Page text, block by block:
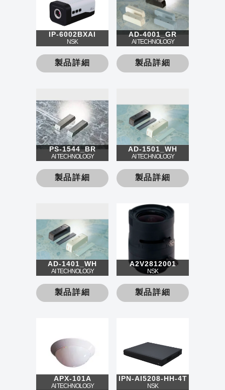
IP-6002BXAI
NSK
製品詳細
AD-4001_GR
AI TECHNOLOGY
製品詳細
PS-1544_BR
AI TECHNOLOGY
製品詳細
AD-1501_WH
AI TECHNOLOGY
製品詳細
AD-1401_WH
AI TECHNOLOGY
製品詳細
A2V2812001
NSK
製品詳細
APX-101A
AI TECHNOLOGY
IPN-AI5208-HH-4T
NSK